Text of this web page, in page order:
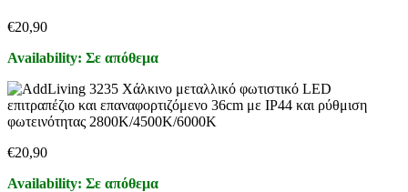
€20,90
Availability: Σε απόθεμα
€20,90
Availability: Σε απόθεμα